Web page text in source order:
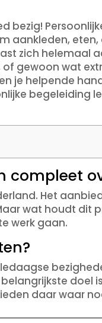
bezig!
aankleden, eten,
zich helemaal
gewoon wat
je helpende
begeleiding
compleet
Het
wat houdt dit
werk gaan.
doel
daar waar